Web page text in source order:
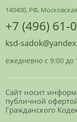
140400, РФ,
+7 (496) 61-
ksd-
ежедневно с 9:00 до
Сайт носит
публичной
Гражданского